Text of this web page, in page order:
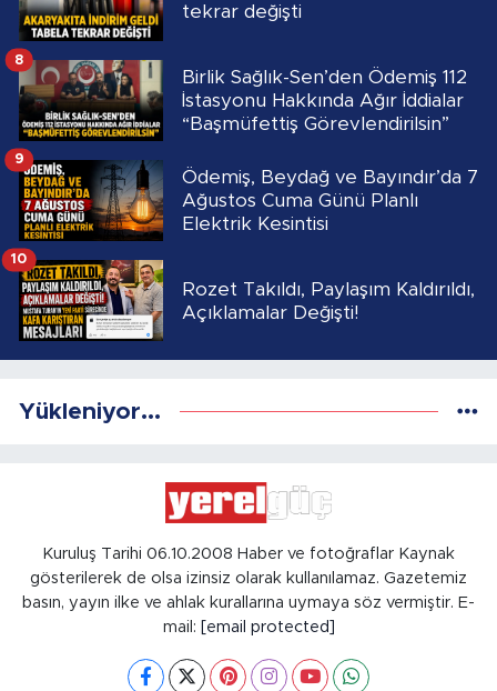
tekrar değişti
Birlik Sağlık-Sen’den Ödemiş 112
İstasyonu Hakkında Ağır İddialar
“Başmüfettiş Görevlendirilsin”
8
Ödemiş, Beydağ ve Bayındır’da 7
Ağustos Cuma Günü Planlı
Elektrik Kesintisi
9
Rozet Takıldı, Paylaşım Kaldırıldı,
Açıklamalar Değişti!
10
Yükleniyor...
Kuruluş Tarihi 06.10.2008 Haber ve fotoğraflar Kaynak
gösterilerek de olsa izinsiz olarak kullanılamaz. Gazetemiz
basın, yayın ilke ve ahlak kurallarına uymaya söz vermiştir. E-
mail:
[email protected]